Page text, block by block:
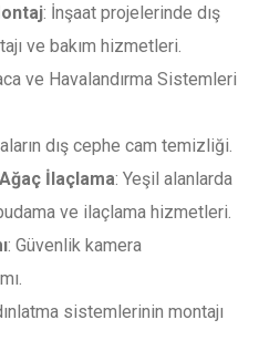
: İnşaat projelerinde dış
ve bakım hizmetleri.
ve Havalandırma Sistemleri
dış cephe cam temizliği.
İlaçlama: Yeşil alanlarda
ve ilaçlama hizmetleri.
: Güvenlik kamera
sistemlerinin montajı